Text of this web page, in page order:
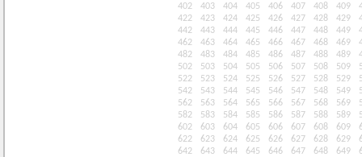
402
403 404 405 406 407 408 409
422
423 424 425 426 427 428 429
442
443 444 445 446 447 448 449
462
463 464 465 466 467 468 469
482
483 484 485 486 487 488 489
502
503 504 505 506 507 508 509
522
523 524 525 526 527 528 529
542
543 544 545 546 547 548 549
562
563 564 565 566 567 568 569
582
583 584 585 586 587 588 589
602
603 604 605 606 607 608 609
622
623 624 625 626 627 628 629
642
643 644 645 646 647 648 649